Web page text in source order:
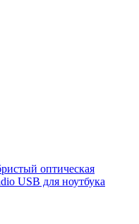
оптическая
USB для ноутбука